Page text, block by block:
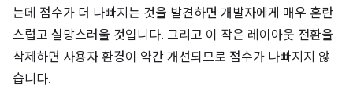
는데 점수가 더 나빠지는 것을 발견하면 개발자에게 매우 혼란
스럽고 실망스러울 것입니다. 그리고 이 작은 레이아웃 전환을
삭제하면 사용자 환경이 약간 개선되므로 점수가 나빠지지 않
습니다.